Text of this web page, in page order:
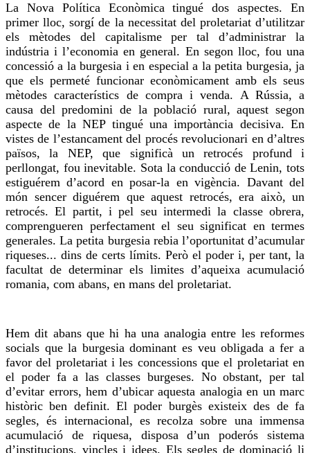
La Nova Política Econòmica tingué dos aspectes. En
primer lloc, sorgí de la necessitat del proletariat d’utilitzar
els mètodes del capitalisme per tal d’administrar la
indústria i l’economia en general. En segon lloc, fou una
concessió a la burgesia i en especial a la petita burgesia, ja
que els permeté funcionar econòmicament amb els seus
mètodes característics de compra i venda. A Rússia, a
causa del predomini de la població rural, aquest segon
aspecte de la NEP tingué una importància decisiva. En
vistes de l’estancament del procés revolucionari en d’altres
països, la NEP, que significà un retrocés profund i
perllongat, fou inevitable. Sota la conducció de Lenin, tots
estiguérem d’acord en posar-la en vigència. Davant del
món sencer diguérem que aquest retrocés, era això, un
retrocés. El partit, i pel seu intermedi la classe obrera,
comprengueren perfectament el seu significat en termes
generales. La petita burgesia rebia l’oportunitat d’acumular
riqueses... dins de certs límits. Però el poder i, per tant, la
facultat de determinar els limites d’aqueixa acumulació
romania, com abans, en mans del proletariat.
Hem dit abans que hi ha una analogia entre les reformes
socials que la burgesia dominant es veu obligada a fer a
favor del proletariat i les concessions que el proletariat en
el poder fa a las classes burgeses. No obstant, per tal
d’evitar errors, hem d’ubicar aquesta analogia en un marc
històric ben definit. El poder burgès existeix des de fa
segles, és internacional, es recolza sobre una immensa
acumulació de riquesa, disposa d’un poderós sistema
d’institucions, vincles i idees. Els segles de dominació li